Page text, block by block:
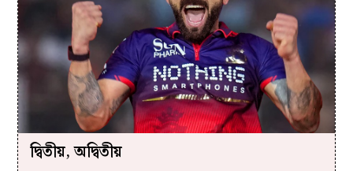
দ্বিতীয়, অদ্বিতীয়